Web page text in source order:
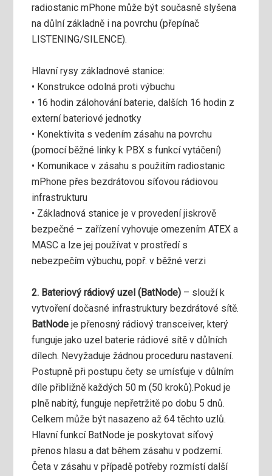
radiostanic mPhone může být současně slyšena
na důlní základně i na povrchu (přepínač
LISTENING/SILENCE).
Hlavní rysy základnové stanice:
• Konstrukce odolná proti výbuchu
• 16 hodin zálohování baterie, dalších 16 hodin z
externí bateriové jednotky
• Konektivita s vedením zásahu na povrchu
(pomocí běžné linky k PBX s funkcí vytáčení)
• Komunikace v zásahu s použitím radiostanic
mPhone přes bezdrátovou síťovou rádiovou
infrastrukturu
• Základnová stanice je v provedení jiskrově
bezpečné – zařízení vyhovuje omezením ATEX a
MASC a lze jej používat v prostředí s
nebezpečím výbuchu, popř. v běžné verzi
2. Bateriový rádiový uzel (BatNode) – slouží k
vytvoření dočasné infrastruktury bezdrátové sítě.
BatNode je přenosný rádiový transceiver, který
funguje jako uzel baterie rádiové sítě v důlních
dílech. Nevyžaduje žádnou proceduru nastavení.
Postupně při postupu čety se umísťuje v důlním
díle přibližně každých 50 m (50 kroků).Pokud je
plně nabitý, funguje nepřetržitě po dobu 5 dnů.
Celkem může být nasazeno až 64 těchto uzlů.
Hlavní funkcí BatNode je poskytovat síťový
přenos hlasu a dat během zásahu v podzemí.
Četa v zásahu v případě potřeby rozmístí další